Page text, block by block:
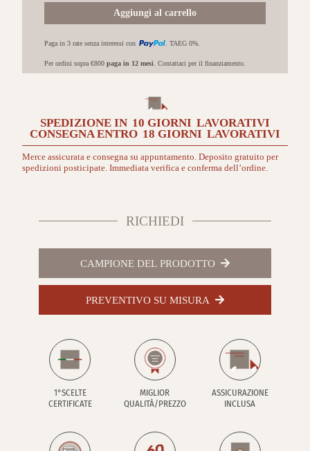
Aggiungi al carrello
Paga in 3 rate senza interessi con . TAEG 0%.
Per ordini sopra €800 paga in 12 mesi. Contattaci per il finanziamento.
SPEDIZIONE IN 10 GIORNI LAVORATIVI
CONSEGNA ENTRO 18 GIORNI LAVORATIVI
Merce assicurata e consegna su appuntamento. Deposito gratuito per
spedizioni posticipate. Immediata verifica e conferma dell’ordine.
RICHIEDI
CAMPIONE DEL PRODOTTO
PREVENTIVO SU MISURA
1°SCELTE
CERTIFICATE
MIGLIOR
QUALITÀ/PREZZO
ASSICURAZIONE
INCLUSA